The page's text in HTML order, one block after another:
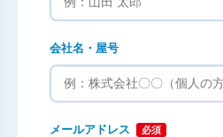
会社名・屋号
メールアドレス 必須